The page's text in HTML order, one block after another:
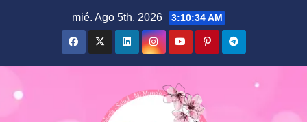
mié. Ago 5th, 2026 3:10:35 AM